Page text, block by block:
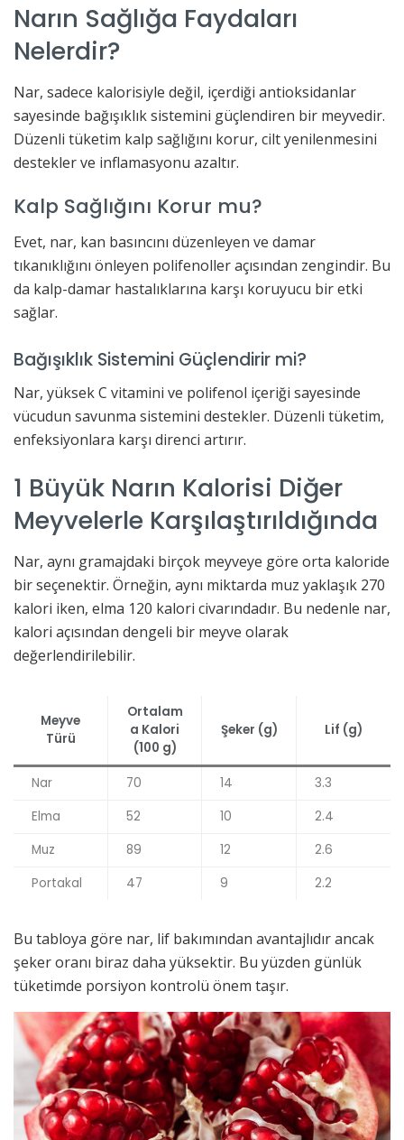
Narın Sağlığa Faydaları
Nelerdir?
Nar, sadece kalorisiyle değil, içerdiği antioksidanlar
sayesinde bağışıklık sistemini güçlendiren bir meyvedir.
Düzenli tüketim kalp sağlığını korur, cilt yenilenmesini
destekler ve inflamasyonu azaltır.
Kalp Sağlığını Korur mu?
Evet, nar, kan basıncını düzenleyen ve damar
tıkanıklığını önleyen polifenoller açısından zengindir. Bu
da kalp-damar hastalıklarına karşı koruyucu bir etki
sağlar.
Bağışıklık Sistemini Güçlendirir mi?
Nar, yüksek C vitamini ve polifenol içeriği sayesinde
vücudun savunma sistemini destekler. Düzenli tüketim,
enfeksiyonlara karşı direnci artırır.
1 Büyük Narın Kalorisi Diğer
Meyvelerle Karşılaştırıldığında
Nar, aynı gramajdaki birçok meyveye göre orta kaloride
bir seçenektir. Örneğin, aynı miktarda muz yaklaşık 270
kalori iken, elma 120 kalori civarındadır. Bu nedenle nar,
kalori açısından dengeli bir meyve olarak
değerlendirilebilir.
Meyve
Türü
Ortalam
a Kalori
(100 g)
Şeker (g) Lif (g)
Nar 70 14
3.3
Elma
52 10
2.4
Muz
89 12
2.6
Portakal
47 9 2.2
Bu tabloya göre nar, lif bakımından avantajlıdır ancak
şeker oranı biraz daha yüksektir. Bu yüzden günlük
tüketimde porsiyon kontrolü önem taşır.